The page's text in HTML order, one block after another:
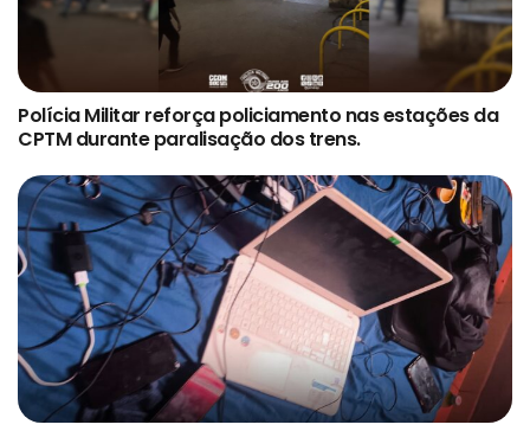
Polícia Militar reforça policiamento nas estações da
CPTM durante paralisação dos trens.